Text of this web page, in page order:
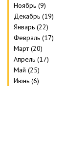
Ноябрь (9)
Декабрь (19)
Январь (22)
Февраль (17)
Март (20)
Апрель (17)
Май (25)
Июнь (6)